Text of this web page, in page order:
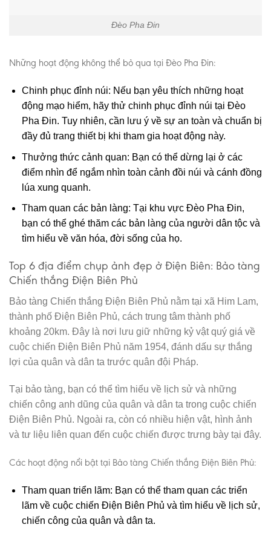
Đèo Pha Đin
Những hoạt động không thể bỏ qua tại Đèo Pha Đin:
Chinh phục đỉnh núi: Nếu bạn yêu thích những hoạt
động mạo hiểm, hãy thử chinh phục đỉnh núi tại Đèo
Pha Đin. Tuy nhiên, cần lưu ý về sự an toàn và chuẩn bị
đầy đủ trang thiết bị khi tham gia hoạt động này.
Thưởng thức cảnh quan: Bạn có thể dừng lại ở các
điểm nhìn để ngắm nhìn toàn cảnh đồi núi và cánh đồng
lúa xung quanh.
Tham quan các bản làng: Tại khu vực Đèo Pha Đin,
bạn có thể ghé thăm các bản làng của người dân tộc và
tìm hiểu về văn hóa, đời sống của họ.
Top 6 địa điểm chụp ảnh đẹp ở Điện Biên: Bảo tàng
Chiến thắng Điện Biên Phủ
Bảo tàng Chiến thắng Điện Biên Phủ nằm tại xã Him Lam,
thành phố Điện Biên Phủ, cách trung tâm thành phố
khoảng 20km. Đây là nơi lưu giữ những kỷ vật quý giá về
cuộc chiến Điện Biên Phủ năm 1954, đánh dấu sự thắng
lợi của quân và dân ta trước quân đội Pháp.
Tại bảo tàng, bạn có thể tìm hiểu về lịch sử và những
chiến công anh dũng của quân và dân ta trong cuộc chiến
Điện Biên Phủ. Ngoài ra, còn có nhiều hiện vật, hình ảnh
và tư liệu liên quan đến cuộc chiến được trưng bày tại đây.
Các hoạt động nổi bật tại Bảo tàng Chiến thắng Điện Biên Phủ:
Tham quan triển lãm: Bạn có thể tham quan các triển
lãm về cuộc chiến Điện Biên Phủ và tìm hiểu về lịch sử,
chiến công của quân và dân ta.